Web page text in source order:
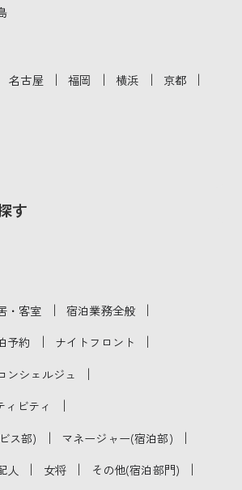
名古屋 ｜ 福岡 ｜ 横浜 ｜ 京都 ｜
す
・客室 ｜ 宿泊業務全般 ｜
予約 ｜ ナイトフロント ｜
ンシェルジュ ｜
ィビティ ｜
ス部) ｜ マネージャー(宿泊部) ｜
人 ｜ 女将 ｜ その他(宿泊部門) ｜